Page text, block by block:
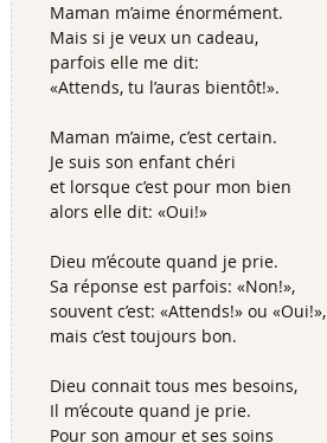
Maman m’aime énormément.
Mais si je veux un cadeau,
parfois elle me dit:
«Attends, tu l’auras bientôt!».
Maman m’aime, c’est certain.
Je suis son enfant chéri
et lorsque c’est pour mon bien
alors elle dit: «Oui!»
Dieu m’écoute quand je prie.
Sa réponse est parfois: «Non!»,
souvent c’est: «Attends!» ou «Oui!»,
mais c’est toujours bon.
Dieu connait tous mes besoins,
Il m’écoute quand je prie.
Pour son amour et ses soins